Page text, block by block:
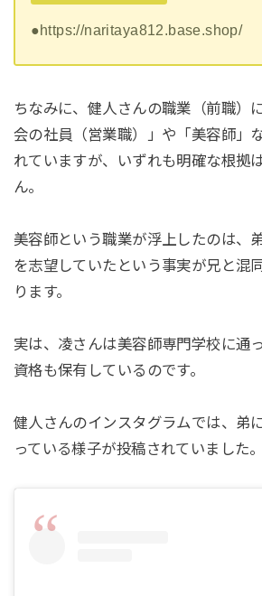
●https://naritaya812.base.shop/
ちなみに、健人さんの職業（前職）
会の社員（営業職）」や「美容師」
れていますが、いずれも明確な根拠
ん。
美容師という職業が浮上したのは、
を志望していたという事実が兄と混
ります。
実は、凌さんは美容師専門学校に通
資格も保有しているのです。
健人さんのインスタグラムでは、弟
っている様子が投稿されていました。